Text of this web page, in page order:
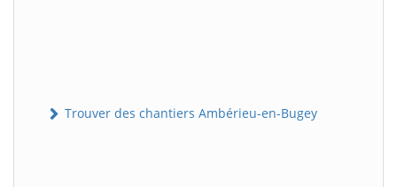
Trouver des chantiers Ambérieu-en-Bugey